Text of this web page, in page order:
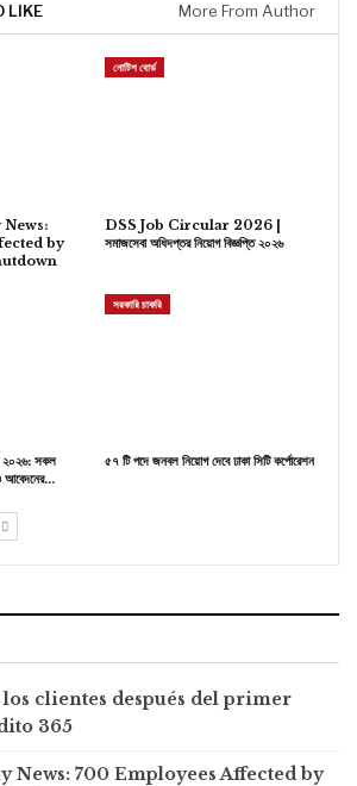
LIKE More From Author
by
নোটিশ বোর্ড
DSS Job Circular 2026 |
সমাজসেবা অধিদপ্তর নিয়োগ বিজ্ঞপ্তি ২০২৬
২০২৬: সকল
আবেদনের…
সরকারি চাকরি
৫৭ টি পদে জনবল নিয়োগ দেবে ঢাকা সিটি কর্পোরেশন
los clientes después del primer
365
News: 700 Employees Affected by